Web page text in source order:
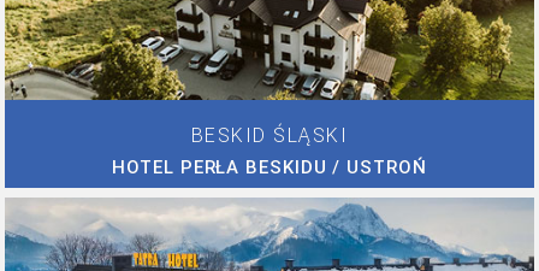
BESKID ŚLĄSKI
HOTEL PERŁA BESKIDU / USTROŃ